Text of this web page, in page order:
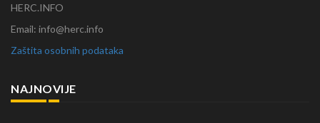
HERC.INFO
Email: info@herc.info
Zaštita osobnih podataka
NAJNOVIJE